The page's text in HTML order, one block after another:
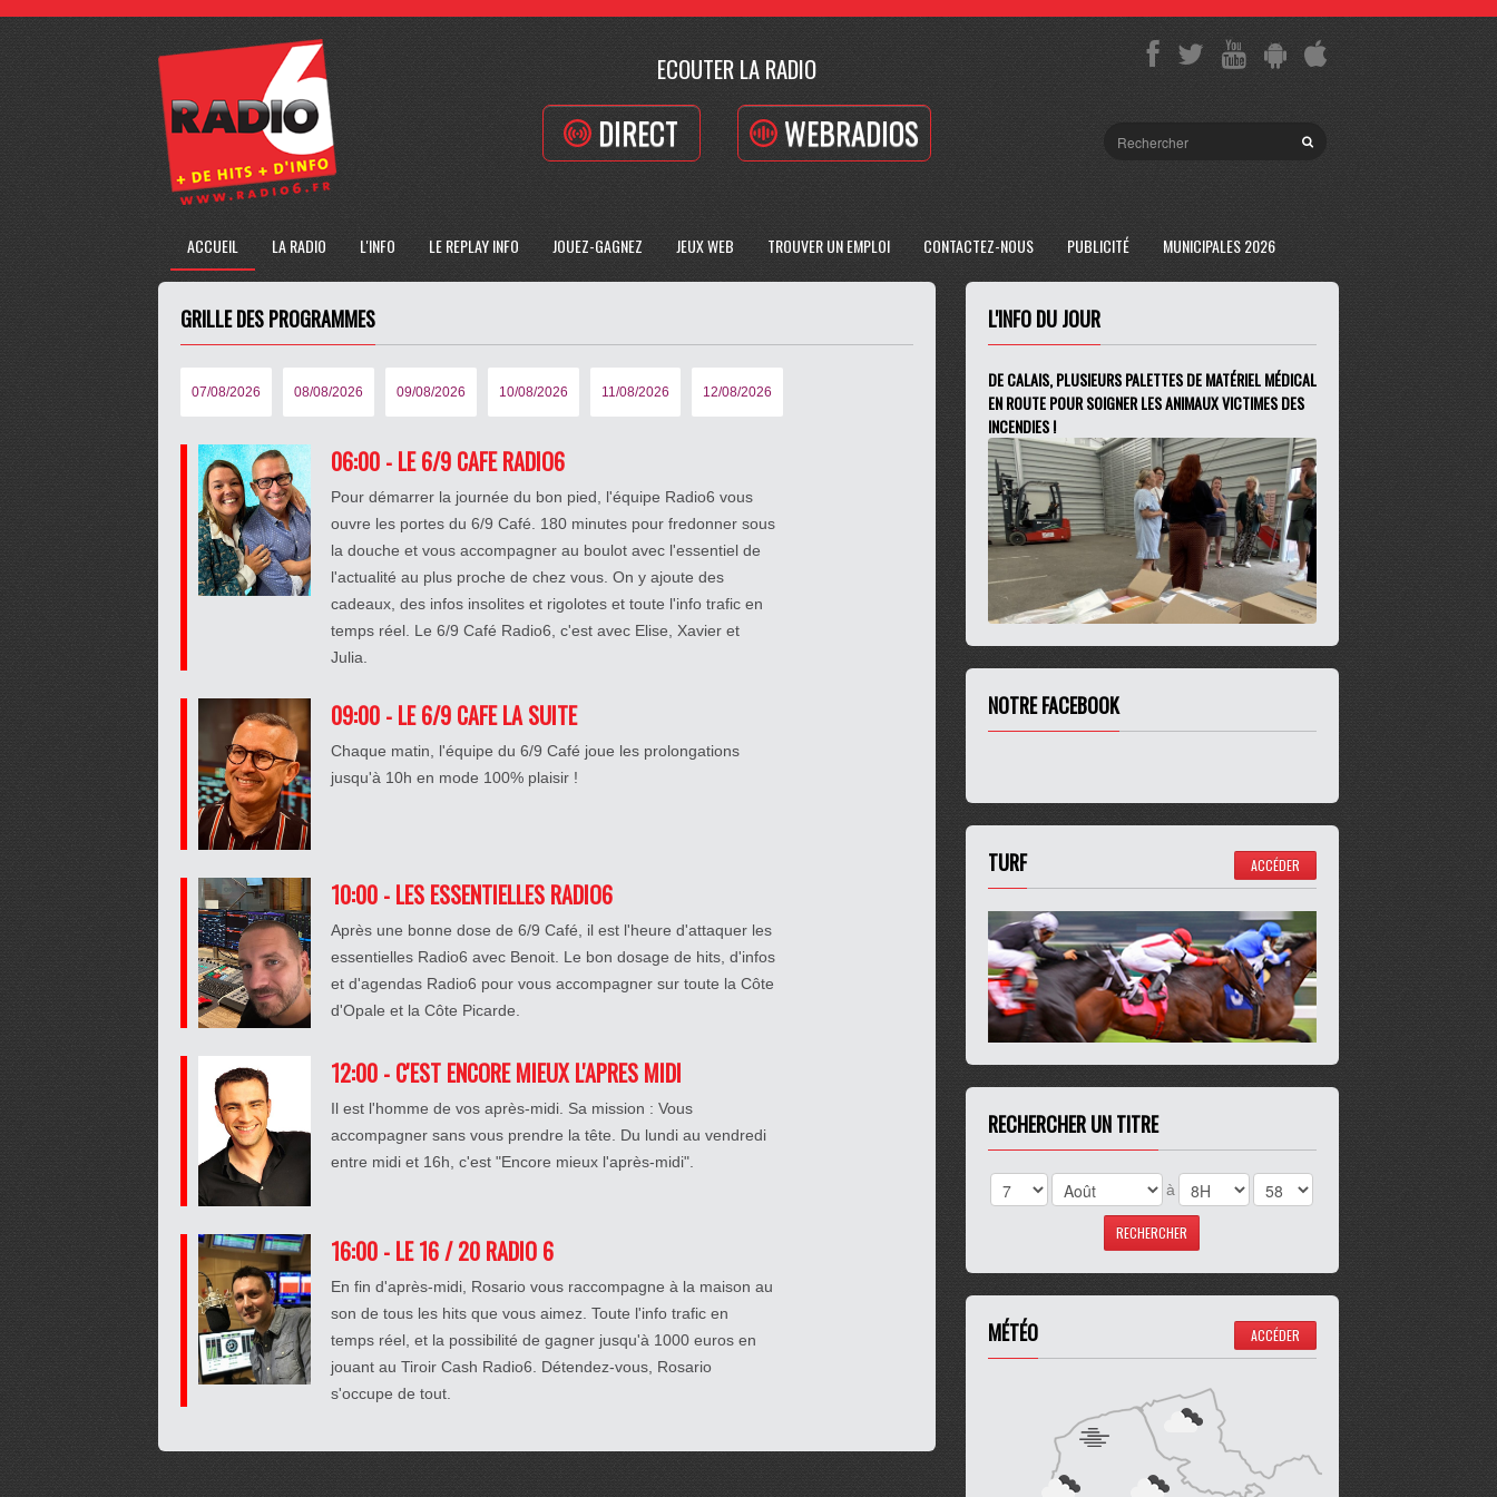
ECOUTER LA RADIO
DIRECT WEBRADIOS
ACCUEIL LA RADIO L'INFO LE REPLAY INFO JOUEZ-GAGNEZ JEUX WEB TROUVER UN EMPLOI CONTACTEZ-NOUS PUBLICITÉ MUNICIPALES 2026
GRILLE DES PROGRAMMES
07/08/2026 08/08/2026 09/08/2026 10/08/2026 11/08/2026 12/08/2026
06:00 - LE 6/9 CAFE RADIO6
Pour démarrer la journée du bon pied, l'équipe Radio6 vous
ouvre les portes du 6/9 Café. 180 minutes pour fredonner sous
la douche et vous accompagner au boulot avec l'essentiel de
l'actualité au plus proche de chez vous. On y ajoute des
cadeaux, des infos insolites et rigolotes et toute l'info trafic en
temps réel. Le 6/9 Café Radio6, c'est avec Elise, Xavier et
Julia.
09:00 - LE 6/9 CAFE LA SUITE
Chaque matin, l'équipe du 6/9 Café joue les prolongations
jusqu'à 10h en mode 100% plaisir !
10:00 - LES ESSENTIELLES RADIO6
Après une bonne dose de 6/9 Café, il est l'heure d'attaquer les
essentielles Radio6 avec Benoit. Le bon dosage de hits, d'infos
et d'agendas Radio6 pour vous accompagner sur toute la Côte
d'Opale et la Côte Picarde.
12:00 - C'EST ENCORE MIEUX L'APRES MIDI
Il est l'homme de vos après-midi. Sa mission : Vous
accompagner sans vous prendre la tête. Du lundi au vendredi
entre midi et 16h, c'est "Encore mieux l'après-midi".
16:00 - LE 16 / 20 RADIO 6
En fin d'après-midi, Rosario vous raccompagne à la maison au
son de tous les hits que vous aimez. Toute l'info trafic en
temps réel, et la possibilité de gagner jusqu'à 1000 euros en
jouant au Tiroir Cash Radio6. Détendez-vous, Rosario
s'occupe de tout.
L'INFO DU JOUR
DE CALAIS, PLUSIEURS PALETTES DE MATÉRIEL MÉDICAL
EN ROUTE POUR SOIGNER LES ANIMAUX VICTIMES DES
INCENDIES !
NOTRE FACEBOOK
TURF ACCÉDER
RECHERCHER UN TITRE
à
MÉTÉO ACCÉDER